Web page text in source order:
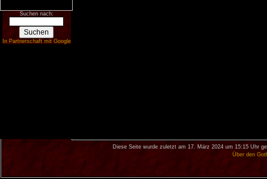
Suchen nach:
In Partnerschaft mit Google
Diese Seite wurde zuletzt am 17. März 2024 um 15:15 Uhr
Über den